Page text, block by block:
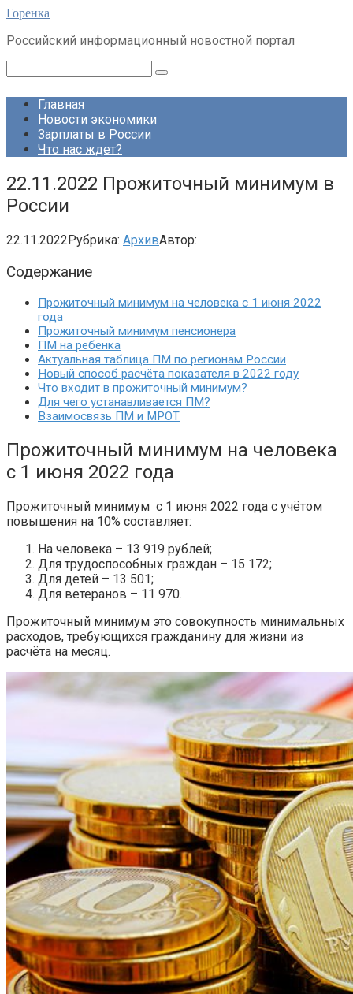
Перейти
контенту
Горенка
Российский информационный новостной портал
Главная
Новости экономики
Зарплаты в России
Что нас ждет?
22.11.2022 Прожиточный минимум в
России
22.11.2022Рубрика: АрхивАвтор:
Содержание
Прожиточный минимум на человека с 1 июня 2022
года
Прожиточный минимум пенсионера
ПМ на ребенка
Актуальная таблица ПМ по регионам России
Новый способ расчёта показателя в 2022 году
Что входит в прожиточный минимум?
Для чего устанавливается ПМ?
Взаимосвязь ПМ и МРОТ
Прожиточный минимум на человека
с 1 июня 2022 года
Прожиточный минимум с 1 июня 2022 года с учётом
повышения на 10% составляет:
На человека – 13 919 рублей;
Для трудоспособных граждан – 15 172;
Для детей – 13 501;
Для ветеранов – 11 970.
Прожиточный минимум это совокупность минимальных
расходов, требующихся гражданину для жизни из
расчёта на месяц.